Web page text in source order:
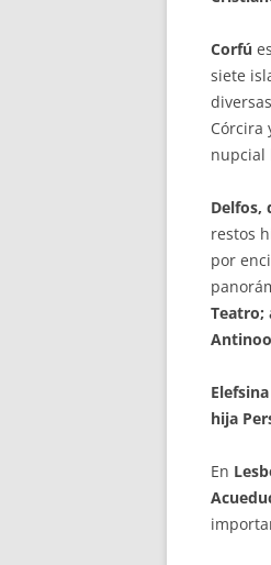
Corfú
siete
Córcira
nupcial
Delfos,
restos
por
Teatro;
Elefsina
hija
En